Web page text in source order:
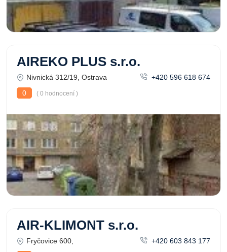
AIREKO PLUS s.r.o.
Nivnická 312/19, Ostrava
+420 596 618 674
0
( 0 hodnocení )
AIR-KLIMONT s.r.o.
Fryčovice 600,
+420 603 843 177